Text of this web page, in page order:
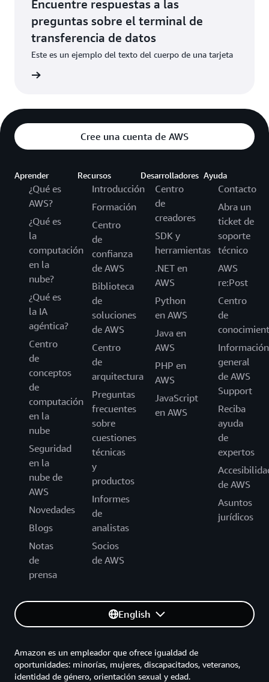
Encuentre respuestas a las
preguntas sobre el terminal de
transferencia de datos
Este es un ejemplo del texto del cuerpo de una tarjeta
Cree una cuenta de AWS
Aprender
¿Qué es
AWS?
¿Qué es
la
computación
en la
nube?
¿Qué es
la IA
agéntica?
Centro
de
conceptos
de
computación
en la
nube
Seguridad
en la
nube de
AWS
Novedades
Blogs
Notas
de
prensa
Recursos
Introducción
Formación
Centro
de
confianza
de AWS
Biblioteca
de
soluciones
de AWS
Centro
de
arquitectura
Preguntas
frecuentes
sobre
cuestiones
técnicas
y
productos
Informes
de
analistas
Socios
de AWS
Desarrolladores
Centro
de
creadores
SDK y
herramientas
.NET en
AWS
Python
en AWS
Java en
AWS
PHP en
AWS
JavaScript
en AWS
Ayuda
Contacto
Abra un
ticket de
soporte
técnico
AWS
re:Post
Centro
de
Información
general
de AWS
Support
Reciba
ayuda
de
expertos
de AWS
Asuntos
jurídicos
English
Amazon es un empleador que ofrece igualdad de
oportunidades: minorías, mujeres, discapacitados, veteranos,
identidad de género, orientación sexual y edad.